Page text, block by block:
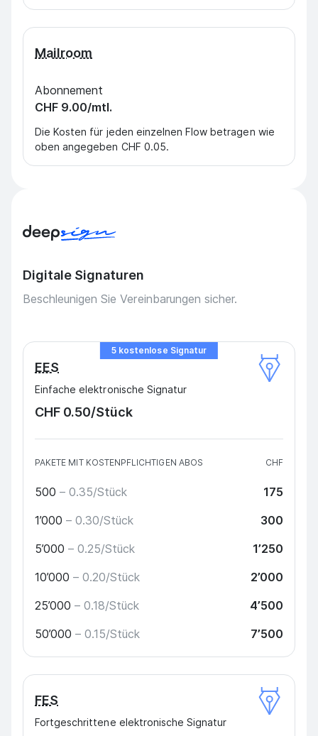
Mailroom
Abonnement
CHF 9.00/mtl.
Die Kosten für jeden einzelnen Flow betragen wie
oben angegeben CHF 0.05.
Digitale Signaturen
Beschleunigen Sie Vereinbarungen sicher.
5 kostenlose Signatur
EES
Einfache elektronische Signatur
CHF 0.50/Stück
PAKETE MIT KOSTENPFLICHTIGEN ABOS CHF
500 – 0.35/Stück
175
1’000 – 0.30/Stück
300
5’000 – 0.25/Stück
1’250
10’000 – 0.20/Stück
2’000
25’000 – 0.18/Stück
4’500
50’000 – 0.15/Stück 7’500
FES
Fortgeschrittene elektronische Signatur